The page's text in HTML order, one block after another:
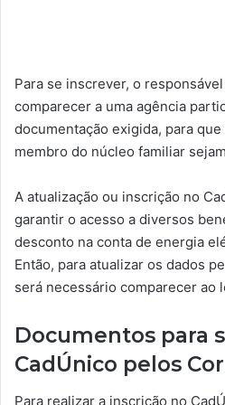
Para se inscrever, o
comparecer a uma agência
documentação exigida, para
membro do núcleo familiar
A atualização ou inscrição no
garantir o acesso a diversos
desconto na conta de energia
Então, para atualizar os dados
será necessário comparecer ao
Documentos para
CadÚnico pelos
Para realizar a inscrição no